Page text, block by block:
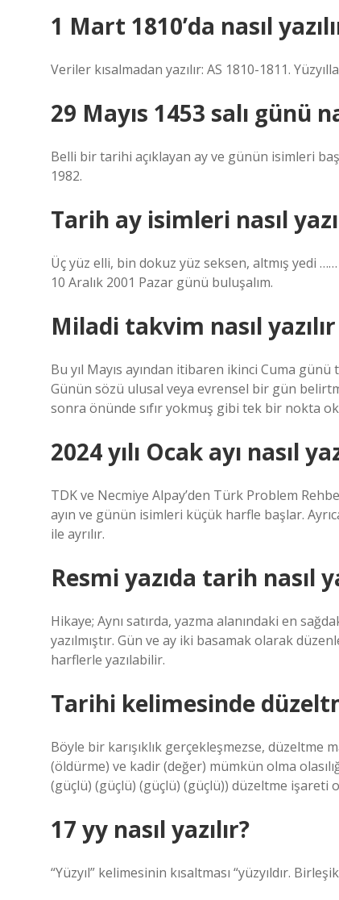
1 Mart 1810’da nasıl
Veriler kısalmadan yazılır: AS 1810-1811.
29 Mayıs 1453 salı günü
Belli bir tarihi açıklayan ay ve günün isimleri
1982.
Tarih ay isimleri nasıl
Üç yüz elli, bin dokuz yüz seksen, altmış yedi
10 Aralık 2001 Pazar günü buluşalım.
Miladi takvim nasıl yazılır
Bu yıl Mayıs ayından itibaren ikinci Cuma
Günün sözü ulusal veya evrensel bir gün
sonra önünde sıfır yokmuş gibi tek bir nokta
2024 yılı Ocak ayı nasıl
TDK ve Necmiye Alpay’den Türk Problem
ayın ve günün isimleri küçük harfle başlar.
ile ayrılır.
Resmi yazıda tarih nasıl
Hikaye; Aynı satırda, yazma alanındaki en
yazılmıştır. Gün ve ay iki basamak olarak
harflerle yazılabilir.
Tarihi kelimesinde
Böyle bir karışıklık gerçekleşmezse, düzeltme
(öldürme) ve kadir (değer) mümkün olma
(güçlü) (güçlü) (güçlü) (güçlü)) düzeltme işareti
17 yy nasıl yazılır?
“Yüzyıl” kelimesinin kısaltması “yüzyıldır.